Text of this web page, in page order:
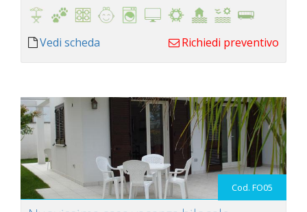
Vedi scheda Richiedi preventivo
Cod. FO05